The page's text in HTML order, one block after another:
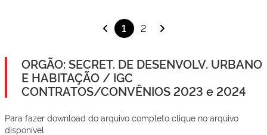
1 2
ORGÃO: SECRET. DE DESENVOLV. URBANO
E HABITAÇÃO / IGC
CONTRATOS/CONVÊNIOS 2023 e 2024
Para fazer download do arquivo completo clique no arquivo
disponível